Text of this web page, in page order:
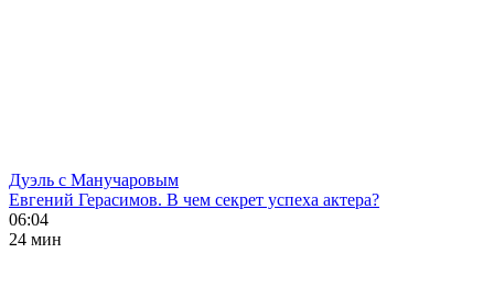
Дуэль с Манучаровым
Евгений Герасимов. В чем секрет успеха актера?
06:04
24 мин